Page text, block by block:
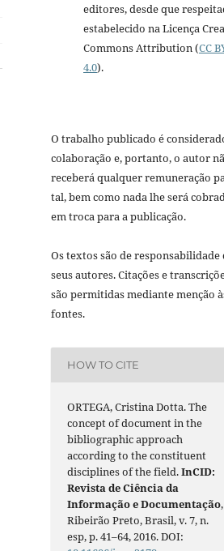
editores, desde que
estabelecido na Licença
Commons Attribution (CC
4.0).
O trabalho publicado é
colaboração e, portanto, o autor
receberá qualquer remuneração
tal, bem como nada lhe será
em troca para a publicação.
Os textos são de responsabilidade
seus autores. Citações e
são permitidas mediante menção
fontes.
HOW TO CITE
ORTEGA, Cristina Dotta. The
concept of document in the
bibliographic approach
according to the constituent
disciplines of the field.InCID:
Revista de Ciência da
Informação e Documentação,
Ribeirão Preto, Brasil, v. 7, n.
esp, p. 41–64, 2016. DOI: